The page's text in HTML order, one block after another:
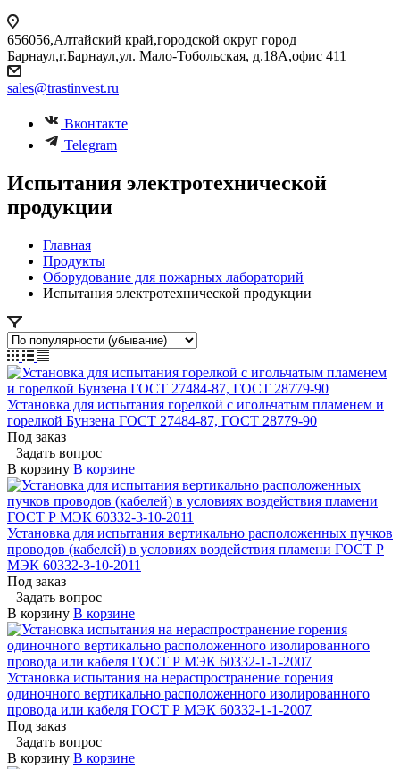
656056,Алтайский край,городской округ город
Барнаул,г.Барнаул,ул. Мало-Тобольская, д.18А,офис 411
sales@trastinvest.ru
Вконтакте
Telegram
Испытания электротехнической
продукции
Главная
Продукты
Оборудование для пожарных лабораторий
Испытания электротехнической продукции
Установка для испытания горелкой с игольчатым пламенем и
горелкой Бунзена ГОСТ 27484-87, ГОСТ 28779-90
Под заказ
Задать вопрос
В корзину В корзине
Установка для испытания вертикально расположенных пучков
проводов (кабелей) в условиях воздействия пламени ГОСТ Р
МЭК 60332-3-10-2011
Под заказ
Задать вопрос
В корзину В корзине
Установка испытания на нераспространение горения
одиночного вертикально расположенного изолированного
провода или кабеля ГОСТ Р МЭК 60332-1-1-2007
Под заказ
Задать вопрос
В корзину В корзине